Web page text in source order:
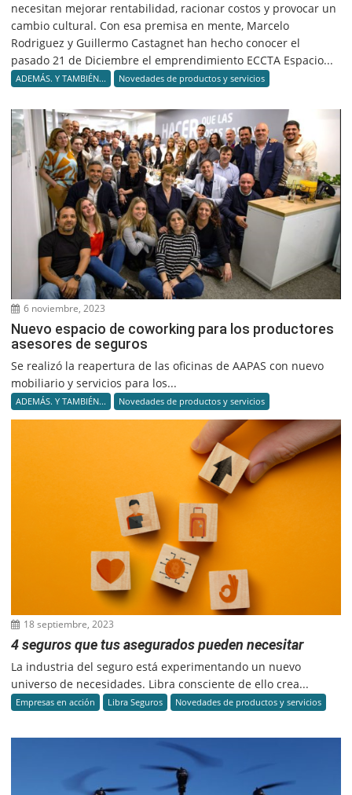
necesitan mejorar rentabilidad, racionar costos y provocar un
cambio cultural. Con esa premisa en mente, Marcelo
Rodriguez y Guillermo Castagnet han hecho conocer el
pasado 21 de Diciembre el emprendimiento ECCTA Espacio...
ADEMÁS. Y TAMBIÉN... Novedades de productos y servicios
6 noviembre, 2023
Nuevo espacio de coworking para los productores
asesores de seguros
Se realizó la reapertura de las oficinas de AAPAS con nuevo
mobiliario y servicios para los...
ADEMÁS. Y TAMBIÉN... Novedades de productos y servicios
18 septiembre, 2023
4 seguros que tus asegurados pueden necesitar
La industria del seguro está experimentando un nuevo
universo de necesidades. Libra consciente de ello crea...
Empresas en acción Libra Seguros Novedades de productos y servicios